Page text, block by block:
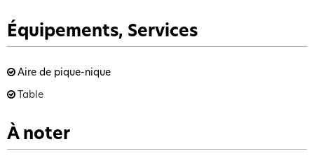
Équipements, Services
Aire de pique-nique
Table
À noter